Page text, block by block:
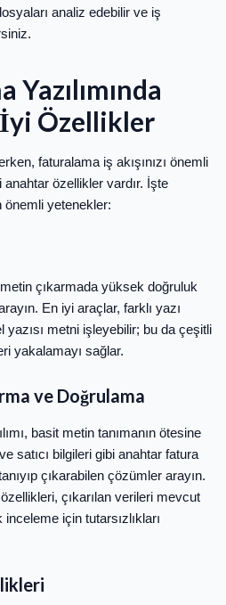
analiz edebilir ve iş
Yazılımında
Özellikler
faturalama iş akışınızı önemli
özellikler vardır. İşte
önemli yetenekler:
çıkarmada yüksek doğruluk
En iyi araçlar, farklı yazı
yazısı metni işleyebilir; bu da çeşitli
yakalamayı sağlar.
ve Doğrulama
basit metin tanımanın ötesine
satıcı bilgileri gibi anahtar fatura
çıkarabilen çözümler arayın.
çıkarılan verileri mevcut
inceleme için tutarsızlıkları